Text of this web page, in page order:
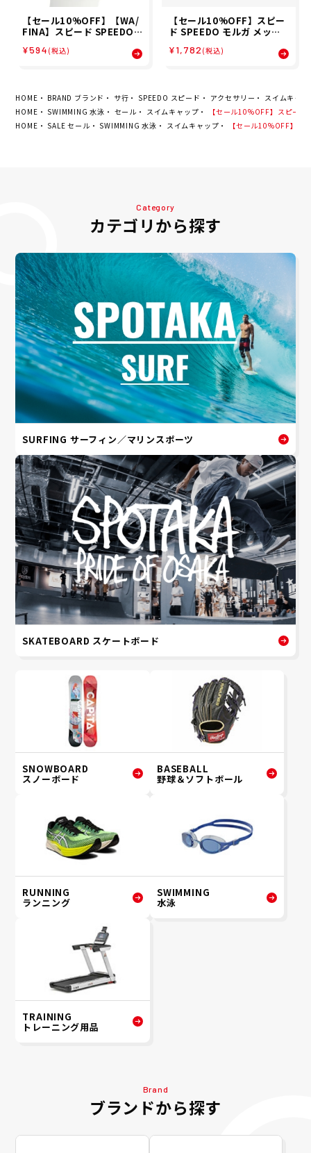
【セール10%OFF】【WA/
FINA】スピード SPEEDO
ュキャップ Logo Mesh Ca
¥594 (税込)
【セール10%OFF】スピー
ド SPEEDO モルガ メッシ
CAP スイム キャップ SE12
¥1,782 (税込)
HOME BRAND ブランド サ行 SPEEDO スピード アクセサリー
スイムキャ
HOME
SWIMMING 水泳 セール スイムキャップ
【セール10%OFF】スピー
HOME
SALE セール SWIMMING 水泳 スイムキャップ 【セール10%OFF】ス
Category
カテゴリから探す
SURFING サーフィン／マリンスポーツ
SKATEBOARD スケートボード
SNOWBOARD
スノーボード
BASEBALL
野球＆ソフトボール
RUNNING
ランニング
SWIMMING
水泳
TRAINING
トレーニング用品
Brand
ブランドから探す